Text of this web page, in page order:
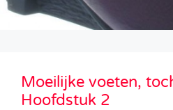
Moeilijke voeten,
Hoofdstuk 2